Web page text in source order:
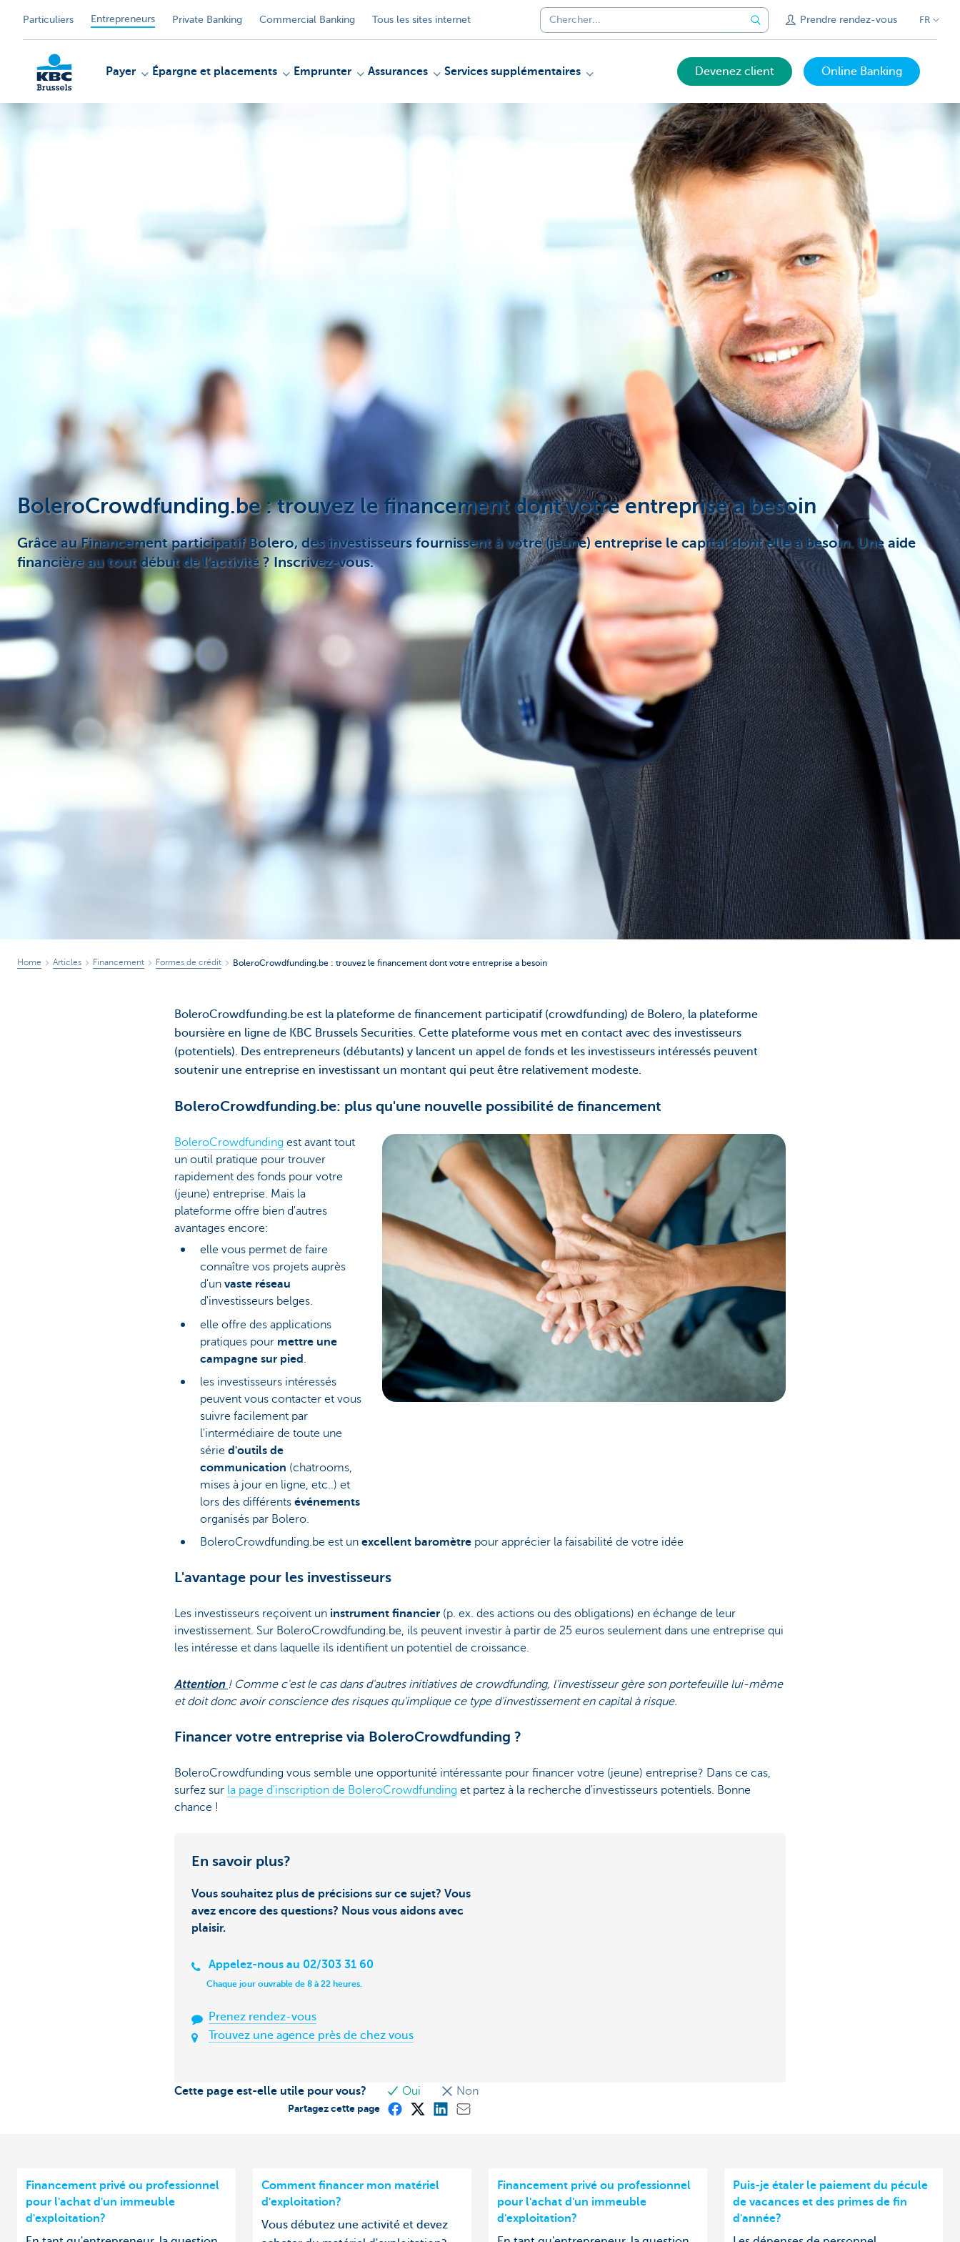
Particuliers Entrepreneurs Private Banking Commercial Banking Tous les sites internet Prendre rendez-vous FR
Payer Épargne et placements Emprunter Assurances Services supplémentaires Devenez client Online Banking
BoleroCrowdfunding.be : trouvez le financement dont votre entreprise a besoin
Grâce au Financement participatif Bolero, des investisseurs fournissent à votre (jeune) entreprise le capital dont elle a besoin. Une aide
financière au tout début de l'activité ? Inscrivez-vous.
Home Articles Financement Formes de crédit BoleroCrowdfunding.be : trouvez le financement dont votre entreprise a besoin
BoleroCrowdfunding.be est la plateforme de financement participatif (crowdfunding) de Bolero, la plateforme
boursière en ligne de KBC Brussels Securities. Cette plateforme vous met en contact avec des investisseurs
(potentiels). Des entrepreneurs (débutants) y lancent un appel de fonds et les investisseurs intéressés peuvent
soutenir une entreprise en investissant un montant qui peut être relativement modeste.
BoleroCrowdfunding.be: plus qu'une nouvelle possibilité de financement
BoleroCrowdfunding est avant tout
un outil pratique pour trouver
rapidement des fonds pour votre
(jeune) entreprise. Mais la
plateforme offre bien d'autres
avantages encore:
elle vous permet de faire
connaître vos projets auprès
d'un vaste réseau
d'investisseurs belges.
elle offre des applications
pratiques pour mettre une
campagne sur pied .
les investisseurs intéressés
peuvent vous contacter et vous
suivre facilement par
l'intermédiaire de toute une
série d'outils de
communication (chatrooms,
mises à jour en ligne, etc..) et
lors des différents événements
organisés par Bolero.
BoleroCrowdfunding.be est un excellent baromètre pour apprécier la faisabilité de votre idée
L'avantage pour les investisseurs
Les investisseurs reçoivent un instrument financier (p. ex. des actions ou des obligations) en échange de leur
investissement. Sur BoleroCrowdfunding.be, ils peuvent investir à partir de 25 euros seulement dans une entreprise qui
les intéresse et dans laquelle ils identifient un potentiel de croissance.
Attention ! Comme c'est le cas dans d'autres initiatives de crowdfunding, l'investisseur gère son portefeuille lui-même
et doit donc avoir conscience des risques qu'implique ce type d'investissement en capital à risque.
Financer votre entreprise via BoleroCrowdfunding ?
BoleroCrowdfunding vous semble une opportunité intéressante pour financer votre (jeune) entreprise? Dans ce cas,
surfez sur la page d'inscription de BoleroCrowdfunding et partez à la recherche d'investisseurs potentiels. Bonne
chance !
En savoir plus?
Vous souhaitez plus de précisions sur ce sujet? Vous
avez encore des questions? Nous vous aidons avec
plaisir.
Appelez-nous au 02/303 31 60
Chaque jour ouvrable de 8 à 22 heures.
Prenez rendez-vous
Trouvez une agence près de chez vous
Cette page est-elle utile pour vous? Oui Non
Partagez cette page
Financement privé ou professionnel
pour l'achat d'un immeuble
d'exploitation?
Comment financer mon matériel
d'exploitation?
Vous débutez une activité et devez
Financement privé ou professionnel
pour l'achat d'un immeuble
d'exploitation?
Puis-je étaler le paiement du pécule
de vacances et des primes de fin
d'année?